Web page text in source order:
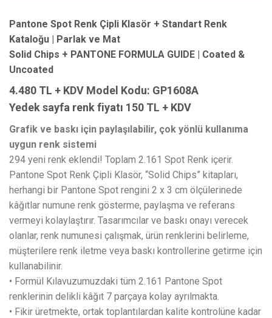
Pantone Spot Renk Çipli Klasör + Standart Renk
Kataloğu | Parlak ve Mat
Solid Chips + PANTONE FORMULA GUIDE | Coated &
Uncoated
4.480 TL + KDV Model Kodu: GP1608A
Yedek sayfa renk fiyatı 150 TL + KDV
Grafik ve baskı için paylaşılabilir, çok yönlü kullanıma
uygun renk sistemi
294 yeni renk eklendi! Toplam 2.161 Spot Renk içerir.
Pantone Spot Renk Çipli Klasör, “Solid Chips” kitapları,
herhangi bir Pantone Spot rengini 2 x 3 cm ölçülerinede
kâğıtlar numune renk gösterme, paylaşma ve referans
vermeyi kolaylaştırır. Tasarımcılar ve baskı onayı verecek
olanlar, renk numunesi çalışmak, ürün renklerini belirleme,
müşterilere renk iletme veya baskı kontrollerine getirme için
kullanabilinir.
• Formül Kılavuzumuzdaki tüm 2.161 Pantone Spot
renklerinin delikli kâğıt 7 parçaya kolay ayrılmakta.
• Fikir üretmekte, ortak toplantılardan kalite kontrolüne kadar